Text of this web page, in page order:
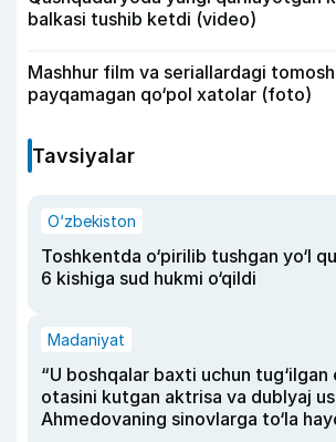
balkasi tushib ketdi (video)
Mashhur film va seriallardagi
payqamagan qo‘pol xatolar (foto)
Tavsiyalar
O‘zbekiston
Toshkentda o‘pirilib tushgan yo‘l
6 kishiga sud hukmi o‘qildi
Madaniyat
“U boshqalar baxti uchun tug‘ilgan
otasini kutgan aktrisa va dublyaj
Ahmedovaning sinovlarga to‘la